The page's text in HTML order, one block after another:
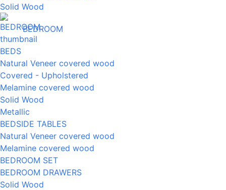
Solid Wood
BEDROOM
BEDS
Natural Veneer covered wood
Covered - Upholstered
Melamine covered wood
Solid Wood
Metallic
BEDSIDE TABLES
Natural Veneer covered wood
Melamine covered wood
BEDROOM SET
BEDROOM DRAWERS
Solid Wood